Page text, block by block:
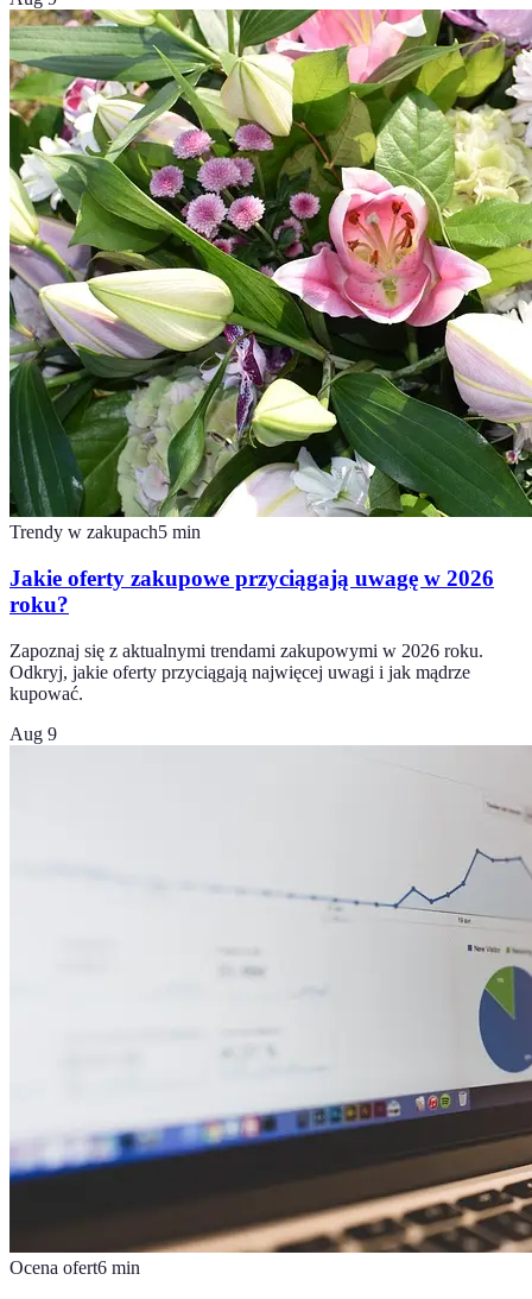
Trendy w zakupach5 min
Jakie oferty zakupowe przyciągają uwagę w 2026
roku?
Zapoznaj się z aktualnymi trendami zakupowymi w 2026 roku.
Odkryj, jakie oferty przyciągają najwięcej uwagi i jak mądrze
kupować.
Aug 9
Ocena ofert6 min